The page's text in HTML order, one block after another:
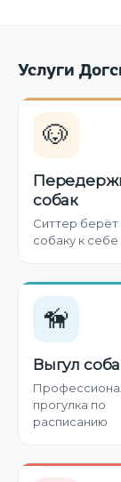
Услуги
🐶
собак
Ситтер
собаку к себе
🦮
Выгул
прогулка по
расписанию